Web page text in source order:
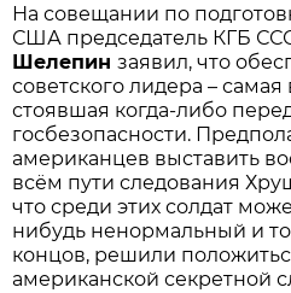
На совещании по
США председатель КГБ
Шелепинзаявил, что
советского лидера – самая
стоявшая когда-либо
госбезопасности.
американцев выставить
всём пути следования
что среди этих солдат
нибудь ненормальный и
концов, решили
американской секретной